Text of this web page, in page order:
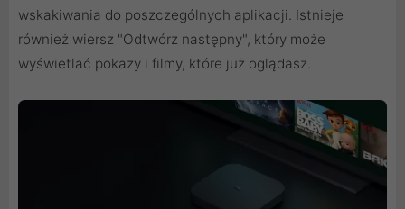
wskakiwania do poszczególnych aplikacji. Istnieje
również wiersz "Odtwórz następny", który może
wyświetlać pokazy i filmy, które już oglądasz.